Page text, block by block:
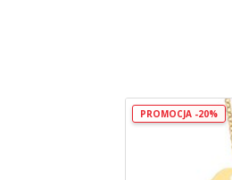
PROMOCJA -20%